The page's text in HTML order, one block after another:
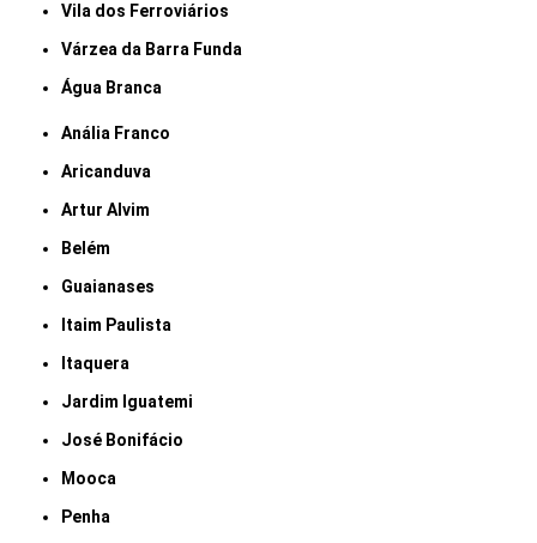
Vila dos Ferroviários
Várzea da Barra Funda
Água Branca
Anália Franco
Aricanduva
Artur Alvim
Belém
Guaianases
Itaim Paulista
Itaquera
Jardim Iguatemi
José Bonifácio
Mooca
Penha